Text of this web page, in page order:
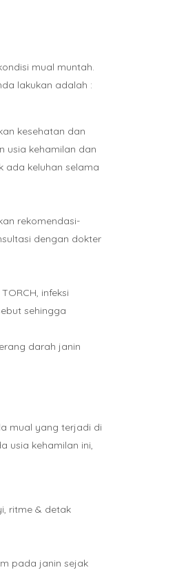
mual muntah.
lakukan adalah :
kesehatan dan
usia kehamilan dan
ada keluhan selama
rekomendasi-
dengan dokter
infeksi
sehingga
darah janin
mual yang terjadi di
usia kehamilan ini,
ritme & detak
pada janin sejak